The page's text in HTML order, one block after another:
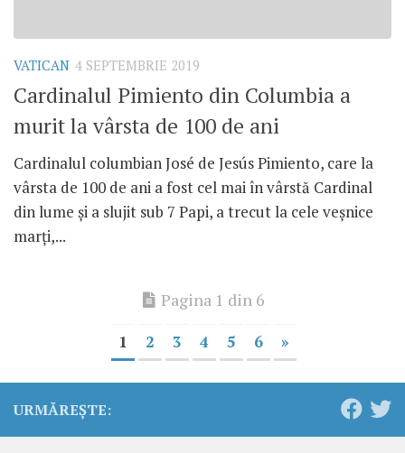
VATICAN 4 SEPTEMBRIE 2019
Cardinalul Pimiento din Columbia a
murit la vârsta de 100 de ani
Cardinalul columbian José de Jesús Pimiento, care la
vârsta de 100 de ani a fost cel mai în vârstă Cardinal
din lume și a slujit sub 7 Papi, a trecut la cele veșnice
marți,...
Pagina 1 din 6
1 2 3 4 5 6 »
URMĂREȘTE: